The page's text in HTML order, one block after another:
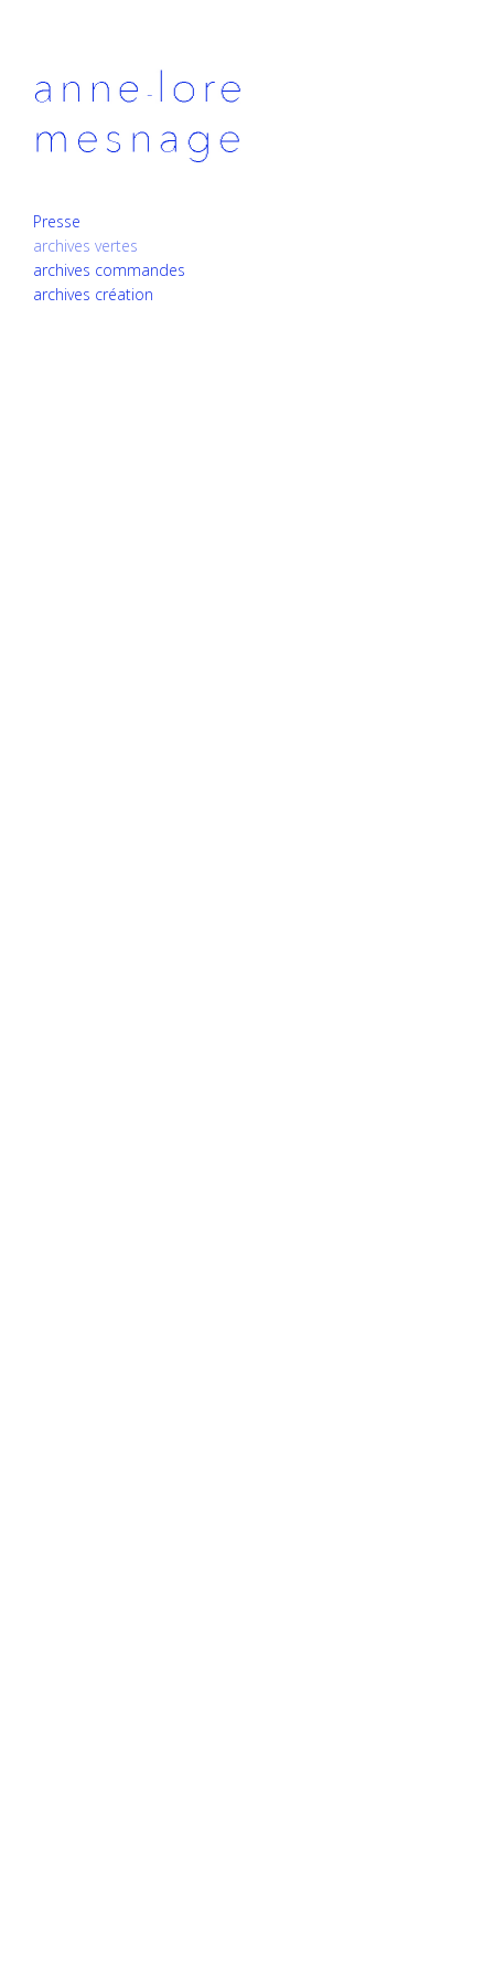
Presse
archives vertes
archives commandes
archives création